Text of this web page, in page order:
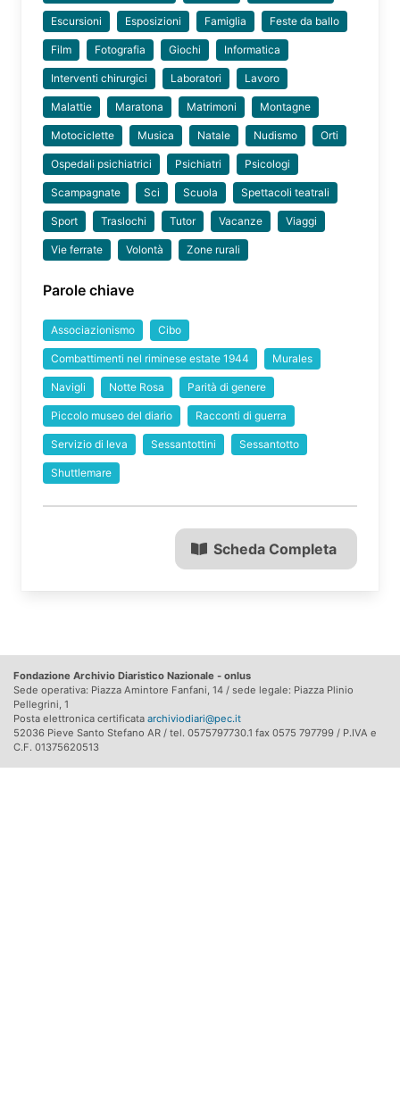
Escursioni Esposizioni Famiglia Feste da ballo
Film Fotografia Giochi Informatica
Interventi chirurgici Laboratori Lavoro
Malattie Maratona Matrimoni Montagne
Motociclette Musica Natale Nudismo Orti
Ospedali psichiatrici Psichiatri Psicologi
Scampagnate Sci Scuola Spettacoli teatrali
Sport Traslochi Tutor Vacanze Viaggi
Vie ferrate Volontà Zone rurali
Parole chiave
Associazionismo Cibo
Combattimenti nel riminese estate 1944 Murales
Navigli Notte Rosa Parità di genere
Piccolo museo del diario Racconti di guerra
Servizio di leva Sessantottini Sessantotto
Shuttlemare
Scheda Completa
Fondazione Archivio Diaristico Nazionale - onlus
Sede operativa: Piazza Amintore Fanfani, 14 / sede legale: Piazza Plinio
Pellegrini, 1
Posta elettronica certificata archiviodiari@pec.it
52036 Pieve Santo Stefano AR / tel. 0575797730.1 fax 0575 797799 / P.IVA e
C.F. 01375620513